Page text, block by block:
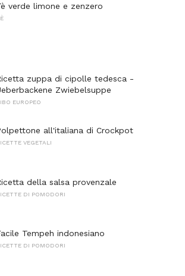
verde limone e zenzero
zuppa di cipolle tedesca -
Zwiebelsuppe
EUROPEO
all'italiana di Crockpot
VEGETALI
della salsa provenzale
DI POMODORI
Tempeh indonesiano
DI POMODORI